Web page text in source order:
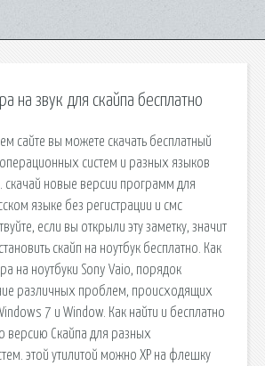
на звук для скайпа бесплатно
сайте вы можете скачать бесплатный
систем и разных языков
скачай новые версии программ для
языке без регистрации и смс
если вы открыли эту заметку, значит
скайп на ноутбук бесплатно. Как
на ноутбуки Sony Vaio, порядок
различных проблем, происходящих
7 и Window. Как найти и бесплатно
версию Скайпа для разных
этой утилитой можно ХР на флешку